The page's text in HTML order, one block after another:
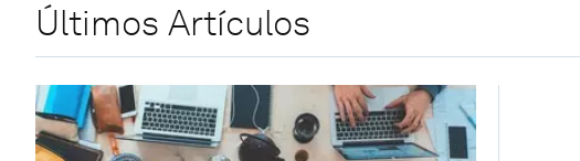
Últimos Artículos